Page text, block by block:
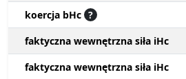
koercja bHc ?
faktyczna wewnętrzna siła iHc
faktyczna wewnętrzna siła iHc